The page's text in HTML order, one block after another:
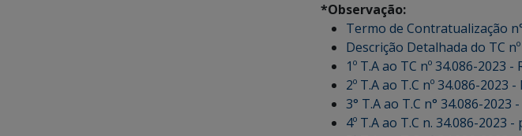
*Observação:
Termo de Contratualização
Descrição Detalhada do TC
1º T.A ao TC nº 34.086-2023 -
2º T.A ao T.C nº 34.086-2023
3° T.A ao T.C n° 34.086-2023
4º T.A ao T.C n. 34.086-2023